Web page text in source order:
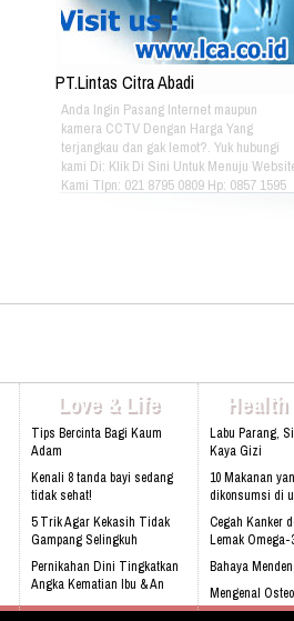
PT.Lintas Citra Abadi
Anda Ingin Pasang Internet maupun
kamera CCTV Dengan Harga Yang
terjangkau dan gak lemot?. Yuk hubungi
kami Di: Klik Di Sini Untuk Menuju
Kami Tlpn: 021 8795 0809 Hp: 0857 1595
Love & Life
Tips Bercinta Bagi Kaum
Adam
Kenali 8 tanda bayi sedang
tidak sehat!
5 Trik Agar Kekasih Tidak
Gampang Selingkuh
Pernikahan Dini Tingkatkan
Angka Kematian Ibu & An
Sering Mengalami Mimpi
Labu Parang,
Kaya Gizi
10 Makanan
dikonsumsi di
Cegah Kanker
Lemak Omega-
Bahaya
Mengenal
sejak dini